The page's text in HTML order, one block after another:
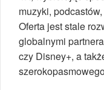
muzyki,
Oferta jest stale
globalnymi
czy Disney+, a